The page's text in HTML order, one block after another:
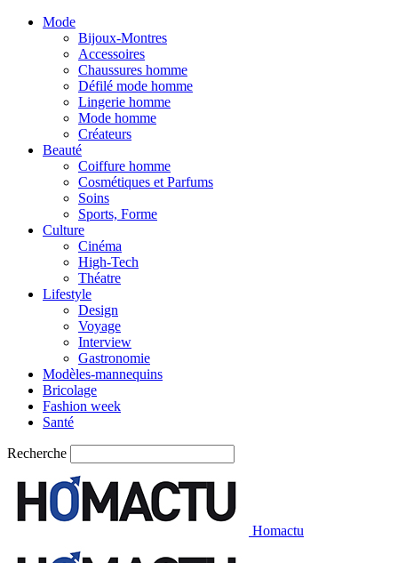
Mode
Bijoux-Montres
Accessoires
Chaussures homme
Défilé mode homme
Lingerie homme
Mode homme
Créateurs
Beauté
Coiffure homme
Cosmétiques et Parfums
Soins
Sports, Forme
Culture
Cinéma
High-Tech
Théatre
Lifestyle
Design
Voyage
Interview
Gastronomie
Modèles-mannequins
Bricolage
Fashion week
Santé
Recherche
Homactu